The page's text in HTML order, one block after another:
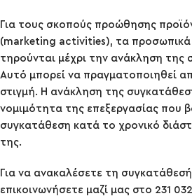
Για τους σκοπούς προώθησης
(marketing activities), τα προσωπικά
τηρούνται μέχρι την ανάκληση της
Αυτό μπορεί να πραγματοποιηθεί
στιγμή. Η ανάκληση της
νομιμότητα της επεξεργασίας που
συγκατάθεση κατά το χρονικό
της.
Για να ανακαλέσετε τη
επικοινωνήσετε μαζί μας στο 231